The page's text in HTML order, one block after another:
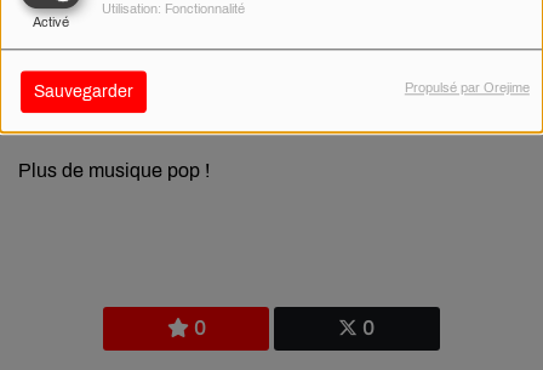
Activé
Utilisation: Fonctionnalité
Sauvegarder Propulsé par Orejime
0 0
Plus de musique pop !